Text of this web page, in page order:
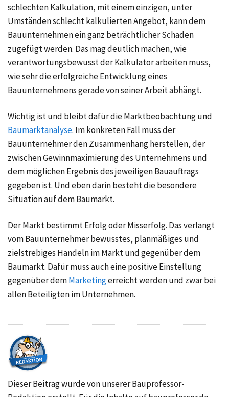
schlechten Kalkulation, mit einem einzigen, unter
Umständen schlecht kalkulierten Angebot, kann dem
Bauunternehmen ein ganz beträchtlicher Schaden
zugefügt werden. Das mag deutlich machen, wie
verantwortungsbewusst der Kalkulator arbeiten muss,
wie sehr die erfolgreiche Entwicklung eines
Bauunternehmens gerade von seiner Arbeit abhängt.
Wichtig ist und bleibt dafür die Marktbeobachtung und
Baumarktanalyse. Im konkreten Fall muss der
Bauunternehmer den Zusammenhang herstellen, der
zwischen Gewinnmaximierung des Unternehmens und
dem möglichen Ergebnis des jeweiligen Bauauftrags
gegeben ist. Und eben darin besteht die besondere
Situation auf dem Baumarkt.
Der Markt bestimmt Erfolg oder Misserfolg. Das verlangt
vom Bauunternehmer bewusstes, planmäßiges und
zielstrebiges Handeln im Markt und gegenüber dem
Baumarkt. Dafür muss auch eine positive Einstellung
gegenüber demMarketingerreicht werden und zwar bei
allen Beteiligten im Unternehmen.
Dieser Beitrag wurde von unserer Bauprofessor-